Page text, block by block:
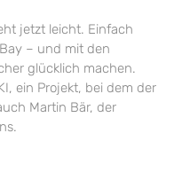
jetzt leicht. Einfach
– und mit den
glücklich machen.
ein Projekt, bei dem der
Martin Bär, der